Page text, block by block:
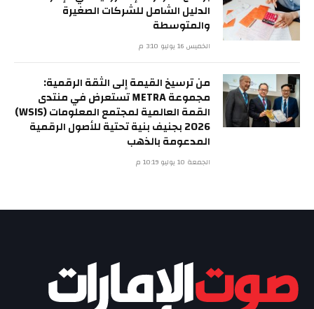
الدليل الشامل للشركات الصغيرة
والمتوسطة
الخميس 16 يوليو 3:10 م
من ترسيخ القيمة إلى الثقة الرقمية:
مجموعة METRA تستعرض في منتدى
القمة العالمية لمجتمع المعلومات (WSIS)
2026 بجنيف بنية تحتية للأصول الرقمية
المدعومة بالذهب
الجمعة 10 يوليو 10:19 م